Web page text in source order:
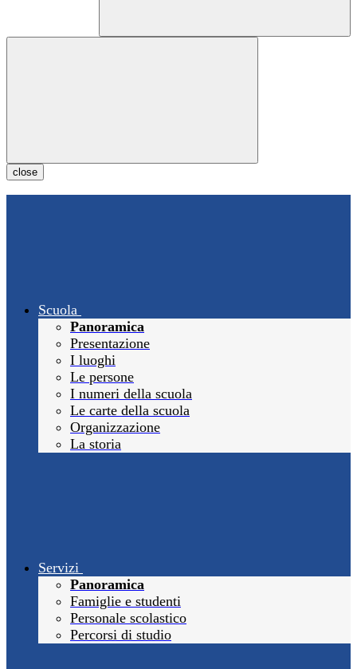
close
Scuola
Panoramica
Presentazione
I luoghi
Le persone
I numeri della scuola
Le carte della scuola
Organizzazione
La storia
Servizi
Panoramica
Famiglie e studenti
Personale scolastico
Percorsi di studio